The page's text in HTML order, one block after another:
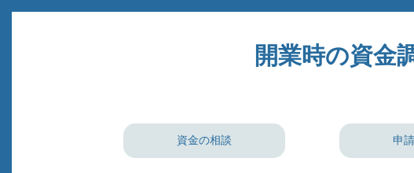
開業時の資金
資金の相談 申